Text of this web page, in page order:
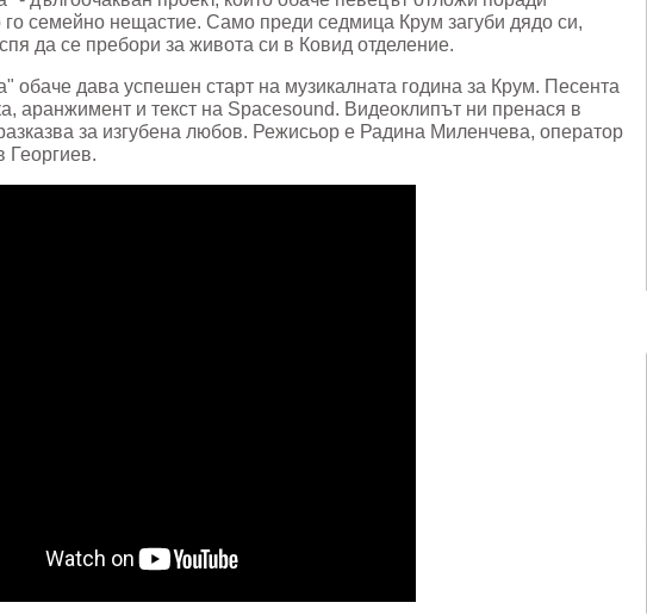
го семейно нещастие. Само преди седмица Крум загуби дядо си,
да се пребори за живота си в Ковид отделение.
обаче дава успешен старт на музикалната година за Крум. Песента
аранжимент и текст на Spacesound. Видеоклипът ни пренася в
за изгубена любов. Режисьор е Радина Миленчева, оператор
Георгиев.